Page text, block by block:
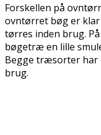
Forskellen på
ovntørret bøg er
tørres inden brug.
bøgetræ en lille
Begge træsorter har
brug.